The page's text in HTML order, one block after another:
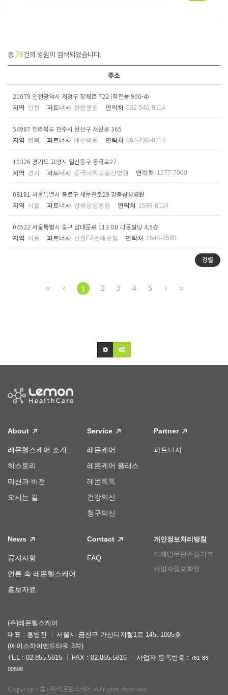
총 78건의 병원이 검색되었습니다.
주소
21079 인천광역시 계양구 장제로 722 (작전동 900-4)
지역 인천 파트너사 한림병원 연락처 032-540-9114
54987 전라북도 전주시 완산구 서원로 365
지역 전북 파트너사 예수병원 연락처 063-230-8114
10326 경기도 고양시 일산동구 동국로27
지역 경기 파트너사 동국대학교일산병원 연락처 1577-7000
03181 서울특별시 종로구 새문안로29 강북삼성병원
지역 서울 파트너사 강북삼성병원 연락처 1599-8114
04522 서울특별시 중구 남대문로 113 DB 다동빌딩 4,5층
지역 서울 파트너사 신한EZ손해보험 연락처 1544-2580
정렬
1 2 3 4 5
About
레몬헬스케어 소개
히스토리
미션과 비전
오시는 길
Service
레몬케어
레몬케어 플러스
레몬톡톡
건강의신
청구의신
Partner
파트너사
News
공지사항
언론 속 레몬헬스케어
홍보자료
Contact
FAQ
개인정보처리방침
이메일무단수집거부
사업자정보확인
(주)레몬헬스케어
대표 : 홍병진
서울시 금천구 가산디지털1로 145, 1005호
(에이스하이엔드타워 3차)
TEL : 02.855.5815
FAX : 02.855.5816 사업자 등록번호 : 761-86-
00598
Copyright (주)레몬헬스케어. All rights reserved.